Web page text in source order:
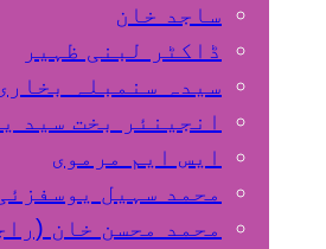
ساجد خان
ڈاکٹر لبنی ظہیر
سیدہ سنمبلہ
انجینئر بخت سید
ایس ایم مرموی
محمد سہیل
محمد محسن خان